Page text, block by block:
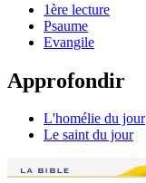
1ère lecture
Psaume
Evangile
Approfondir
L'homélie du jour
Le saint du jour